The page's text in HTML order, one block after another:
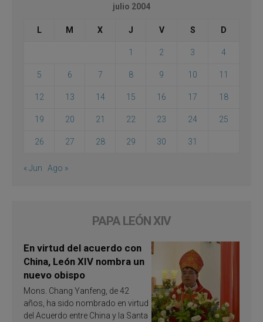
julio 2004
L M X J V S D
1 2 3 4
5 6 7 8 9 10 11
12 13 14 15 16 17 18
19 20 21 22 23 24 25
26 27 28 29 30 31
« Jun Ago »
PAPA LEÓN XIV
En virtud del acuerdo con
China, León XIV nombra un
nuevo obispo
Mons. Chang Yanfeng, de 42
años, ha sido nombrado en virtud
del Acuerdo entre China y la Santa